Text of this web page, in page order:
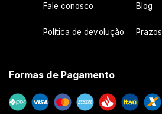
Fale conosco Blog
Política de devolução Prazos
Formas de Pagamento